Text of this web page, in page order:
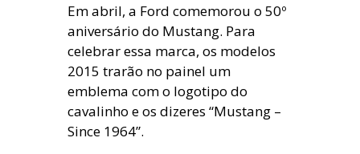
Em abril, a Ford comemorou o 50º
aniversário do Mustang. Para
celebrar essa marca, os modelos
2015 trarão no painel um
emblema com o logotipo do
cavalinho e os dizeres “Mustang –
Since 1964”.